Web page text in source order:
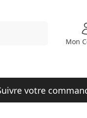
Mon
votre